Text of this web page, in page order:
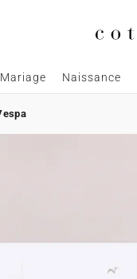
Mariage Naissance